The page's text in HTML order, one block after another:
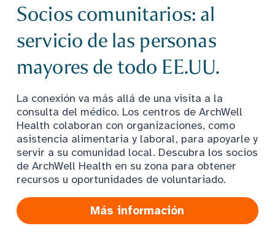
Socios comunitarios: al
servicio de las personas
mayores de todo EE.UU.
La conexión va más allá de una visita a la
consulta del médico. Los centros de ArchWell
Health colaboran con organizaciones, como
asistencia alimentaria y laboral, para apoyarle y
servir a su comunidad local. Descubra los socios
de ArchWell Health en su zona para obtener
recursos u oportunidades de voluntariado.
Más información